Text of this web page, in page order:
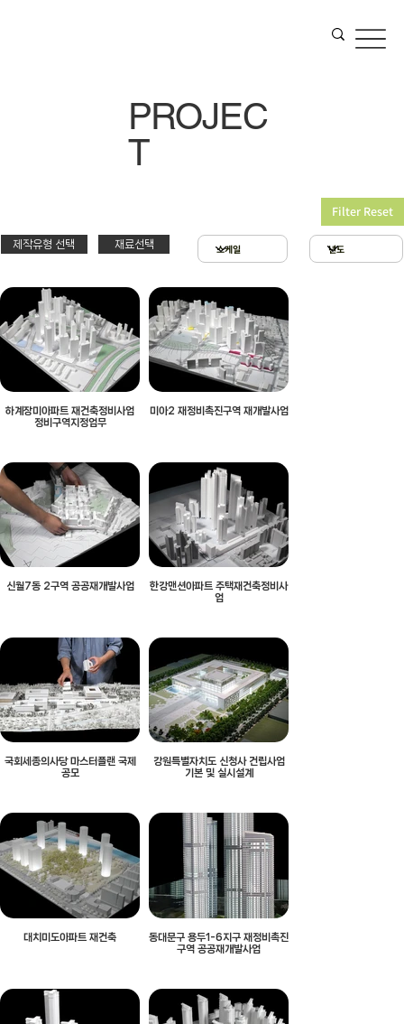
제작유형 선택 재료선택
Filter Reset
하계장미아파트 재건축정비사업
정비구역지정업무
미아2 재정비촉진구역 재개발사업
신월7동 2구역 공공재개발사업
한강맨션아파트 주택재건축정비사
업
국회세종의사당 마스터플랜 국제
공모
강원특별자치도 신청사 건립사업
기본 및 실시설계
대치미도아파트 재건축
동대문구 용두1-6지구 재정비촉진
구역 공공재개발사업
스치로폴 & 우드락
아크릴 & 3D 프린팅
확대모형
제작유형선택
PT
제출
현상
PROJEC
T